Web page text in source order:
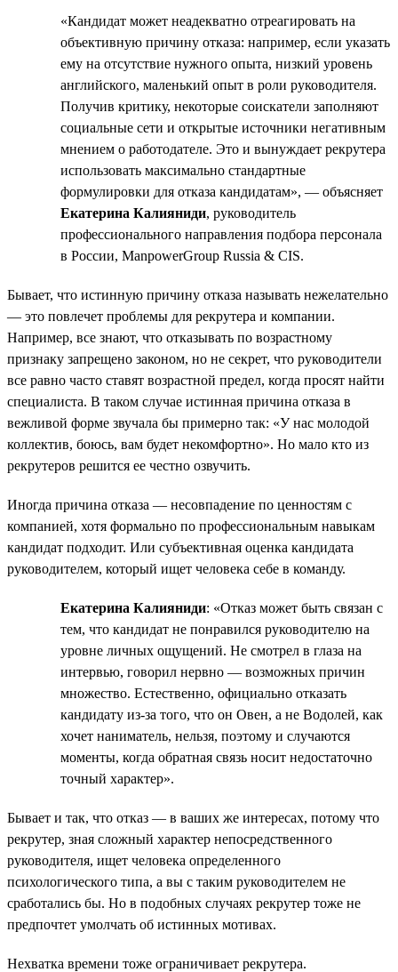
«Кандидат может неадекватно отреагировать на
объективную причину отказа: например, если указать
ему на отсутствие нужного опыта, низкий уровень
английского, маленький опыт в роли руководителя.
Получив критику, некоторые соискатели заполняют
социальные сети и открытые источники негативным
мнением о работодателе. Это и вынуждает рекрутера
использовать максимально стандартные
формулировки для отказа кандидатам», — объясняет
Екатерина Калияниди, руководитель
профессионального направления подбора персонала
в России, ManpowerGroup Russia & CIS.
Бывает, что истинную причину отказа называть нежелательно
— это повлечет проблемы для рекрутера и компании.
Например, все знают, что отказывать по возрастному
признаку запрещено законом, но не секрет, что руководители
все равно часто ставят возрастной предел, когда просят найти
специалиста. В таком случае истинная причина отказа в
вежливой форме звучала бы примерно так: «У нас молодой
коллектив, боюсь, вам будет некомфортно». Но мало кто из
рекрутеров решится ее честно озвучить.
Иногда причина отказа — несовпадение по ценностям с
компанией, хотя формально по профессиональным навыкам
кандидат подходит. Или субъективная оценка кандидата
руководителем, который ищет человека себе в команду.
Екатерина Калияниди: «Отказ может быть связан с
тем, что кандидат не понравился руководителю на
уровне личных ощущений. Не смотрел в глаза на
интервью, говорил нервно — возможных причин
множество. Естественно, официально отказать
кандидату из-за того, что он Овен, а не Водолей, как
хочет наниматель, нельзя, поэтому и случаются
моменты, когда обратная связь носит недостаточно
точный характер».
Бывает и так, что отказ — в ваших же интересах, потому что
рекрутер, зная сложный характер непосредственного
руководителя, ищет человека определенного
психологического типа, а вы с таким руководителем не
сработались бы. Но в подобных случаях рекрутер тоже не
предпочтет умолчать об истинных мотивах.
Нехватка времени тоже ограничивает рекрутера.